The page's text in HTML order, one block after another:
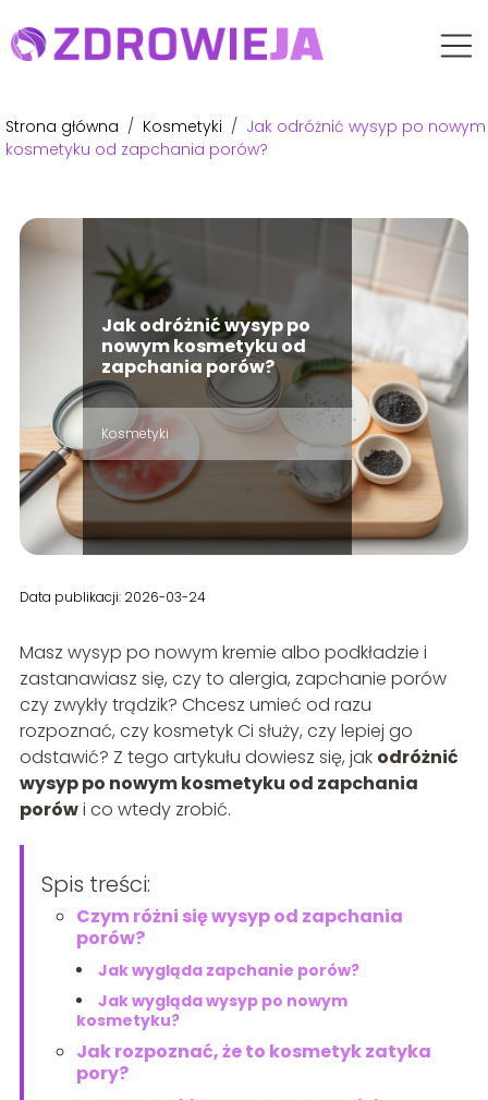
Strona główna / Kosmetyki / Jak odróżnić wysyp po nowym
kosmetyku od zapchania porów?
Jak odróżnić wysyp po
nowym kosmetyku od
zapchania porów?
Kosmetyki
Data publikacji: 2026-03-24
Masz wysyp po nowym kremie albo podkładzie i
zastanawiasz się, czy to alergia, zapchanie porów
czy zwykły trądzik? Chcesz umieć od razu
rozpoznać, czy kosmetyk Ci służy, czy lepiej go
odstawić? Z tego artykułu dowiesz się, jak odróżnić
wysyp po nowym kosmetyku od zapchania
porówi co wtedy zrobić.
Spis treści:
Czym różni się wysyp od zapchania
porów?
Jak wygląda zapchanie porów?
Jak wygląda wysyp po nowym
kosmetyku?
Jak rozpoznać, że to kosmetyk zatyka
pory?